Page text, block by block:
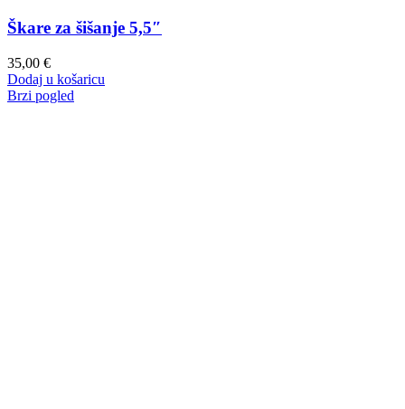
Škare za šišanje 5,5″
35,00 €
Dodaj u košaricu
Brzi pogled